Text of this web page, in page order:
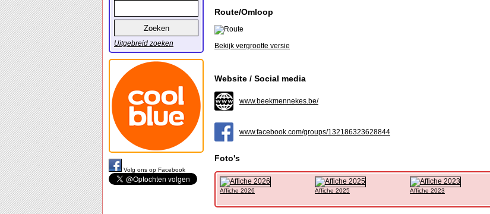
Route/Omloop
Bekijk vergrootte versie
Website / Social media
www.beekmennekes.be/
www.facebook.com/groups/132186323628844
Foto's
Affiche 2026 Affiche 2025 Affiche 2023
Uitgebreid zoeken
Volg ons op Facebook